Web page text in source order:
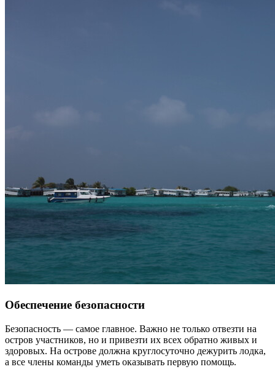
Обеспечение безопасности
Безопасность — самое главное. Важно не только отвезти на
остров участников, но и привезти их всех обратно живых и
здоровых. На острове должна круглосуточно дежурить лодка,
а все члены команды уметь оказывать первую помощь.